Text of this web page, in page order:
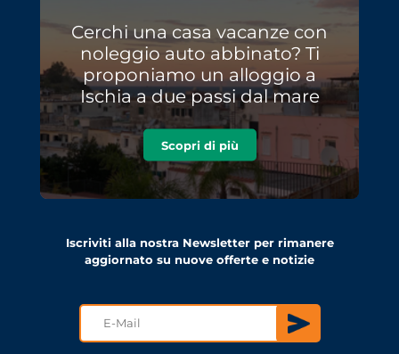
Cerchi una casa vacanze con
noleggio auto abbinato? Ti
proponiamo un alloggio a
Ischia a due passi dal mare
Scopri di più
Iscriviti alla nostra Newsletter per rimanere
aggiornato su nuove offerte e notizie